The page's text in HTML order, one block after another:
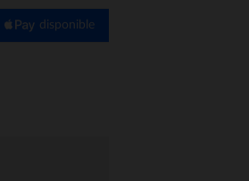
disponible